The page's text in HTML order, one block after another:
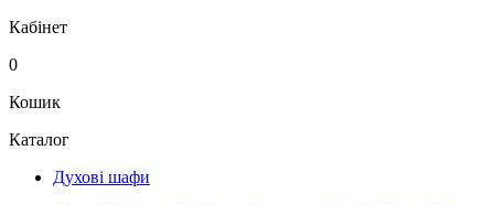
Кабінет
0
Кошик
Каталог
Духові шафи